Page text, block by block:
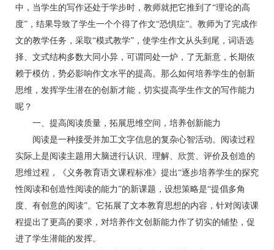
中，当学生的写作还处于学步时，教师就把它推到了“理论的高
度”，结果导致了学生一个个得了作文“恐惧症”。教师为了完成作
文的教学任务，采取“模式教学”，使学生作文从头到尾，词语选
择、文式结构多数大同小异，可谓同处一炉，了无新意，长期依
赖于模仿，势必影响作文水平的提高。那么如何培养学生的创新
思维，发挥学生潜在的创新才能，切实提高学生作文的写作能力
呢？
一、提高阅读质量，拓展思维空间，培养创新能力
阅读是一种接受并加工文字信息的复杂心智活动。阅读过程
实际上是阅读主题用大脑进行认识、理解、欣赏、评价及创造的
思维过程，《义务教育语文课程标准》提出“逐步培养学生的探究
性阅读和创造性阅读的能力”的新课题，设想策略是“提倡多角
度、有创意的阅读”。它拓展了文本教育思想的内容，针对阅读课
程提出了更高的要求，对培养作文创新能力作了切实的铺垫，促
进了学生潜能的发挥。